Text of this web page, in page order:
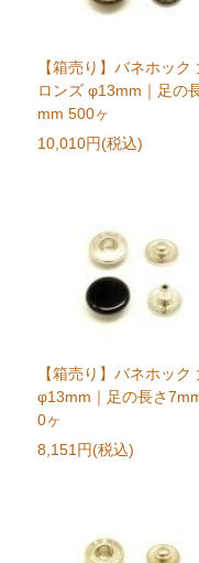
【箱売り】バネホック
ロンズ φ13mm｜足の
mm 500ヶ
10,010円(税込)
【箱売り】バネホック
φ13mm｜足の長さ
0ヶ
8,151円(税込)